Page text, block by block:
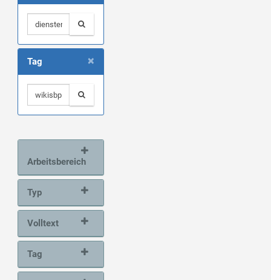
×
Tag
Arbeitsbereich
Typ
Volltext
Tag